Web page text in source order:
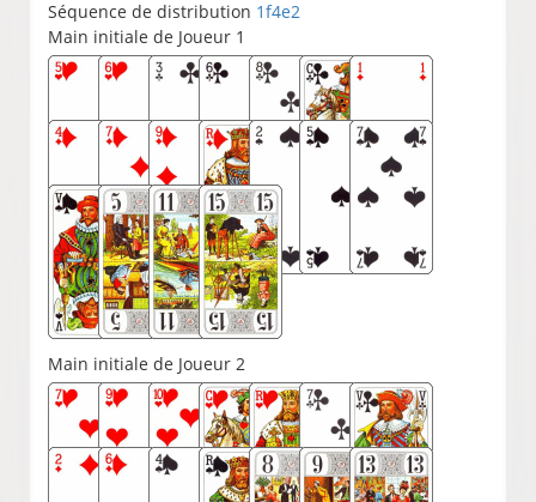
Séquence de distribution 1f4e2
Main initiale de Joueur 1
Main initiale de Joueur 2